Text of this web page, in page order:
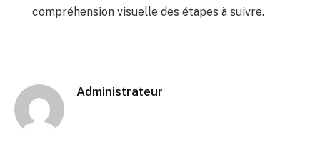
compréhension visuelle des étapes à suivre.
Administrateur